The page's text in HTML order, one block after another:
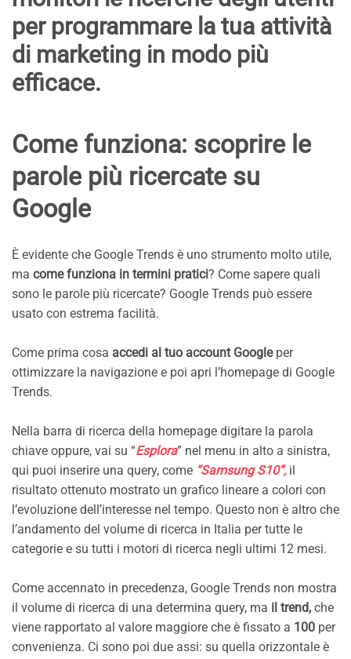
per programmare la tua attività
di marketing in modo più
efficace.
Come funziona: scoprire le
parole più ricercate su
Google
È evidente che Google Trends è uno strumento molto utile,
ma come funziona in termini pratici? Come sapere quali
sono le parole più ricercate? Google Trends può essere
usato con estrema facilità.
Come prima cosa accedi al tuo account Googleper
ottimizzare la navigazione e poi apri l’homepage di Google
Trends.
Nella barra di ricerca della homepage digitare la parola
chiave oppure, vai su “Esplora” nel menu in alto a sinistra,
qui puoi inserire una query, come “Samsung S10”,il
risultato ottenuto mostrato un grafico lineare a colori con
l’evoluzione dell’interesse nel tempo. Questo non è altro che
l’andamento del volume di ricerca in Italia per tutte le
categorie e su tutti i motori di ricerca negli ultimi 12 mesi.
Come accennato in precedenza, Google Trends non mostra
il volume di ricerca di una determina query, ma il trend, che
viene rapportato al valore maggiore che è fissato a 100 per
convenienza. Ci sono poi due assi: su quella orizzontale è